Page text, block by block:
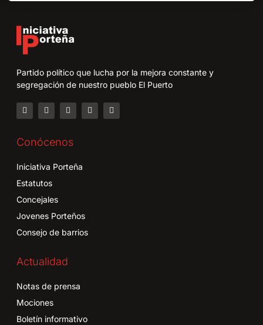
Partido político que lucha por la mejora constante y
segregación de nuestro pueblo El Puerto
Conócenos
Iniciativa Porteña
Estatutos
Concejales
Jovenes Porteños
Consejo de barrios
Actualidad
Notas de prensa
Mociones
Boletín informativo